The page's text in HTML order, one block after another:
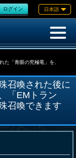
ログイン 日本語
た「青眼の究極竜」を、
召喚された後に
「EMトラン
召喚できます